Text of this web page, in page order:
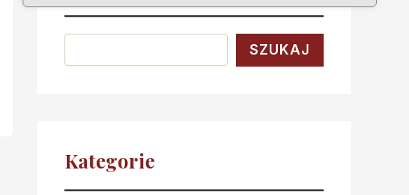
SZUKAJ
Kategorie